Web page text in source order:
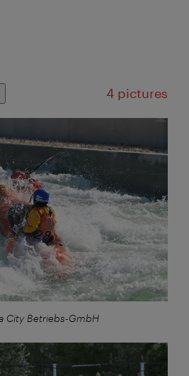
4 pictures
City Betriebs-GmbH